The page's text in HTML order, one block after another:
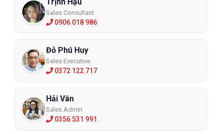
Trịnh Hậu
Sales Consultant
0906 018 986
Đỗ Phú Huy
Sales Executive
0372 122 717
Hải Vân
Sales Admin
0356 531 991